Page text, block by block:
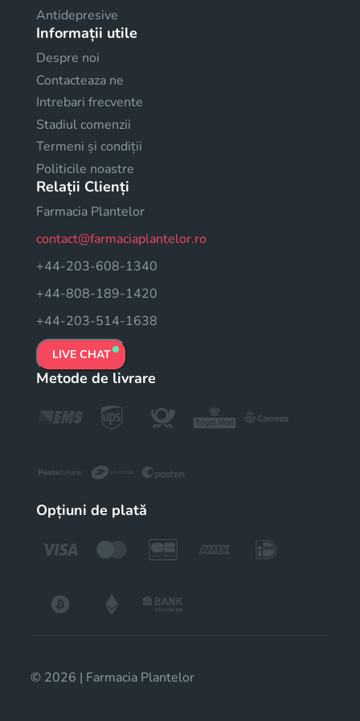
Antidepresive
Informații utile
Despre noi
Contacteaza ne
Intrebari frecvente
Stadiul comenzii
Termeni și condiții
Politicile noastre
Relații Clienți
Farmacia Plantelor
contact@farmaciaplantelor.ro
+44-203-608-1340
+44-808-189-1420
+44-203-514-1638
LIVE CHAT
Metode de livrare
Opțiuni de plată
© 2026 | Farmacia Plantelor